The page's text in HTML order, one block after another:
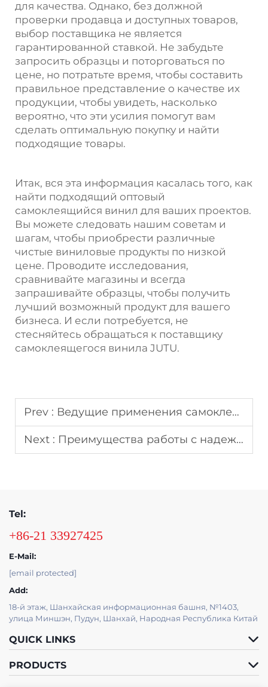
для качества. Однако, без должной
проверки продавца и доступных товаров,
выбор поставщика не является
гарантированной ставкой. Не забудьте
запросить образцы и поторговаться по
цене, но потратьте время, чтобы составить
правильное представление о качестве их
продукции, чтобы увидеть, насколько
вероятно, что эти усилия помогут вам
сделать оптимальную покупку и найти
подходящие товары.
Итак, вся эта информация касалась того, как
найти подходящий оптовый
самоклеящийся винил для ваших проектов.
Вы можете следовать нашим советам и
шагам, чтобы приобрести различные
чистые виниловые продукты по низкой
цене. Проводите исследования,
сравнивайте магазины и всегда
запрашивайте образцы, чтобы получить
лучший возможный продукт для вашего
бизнеса. И если потребуется, не
стесняйтесь обращаться к поставщику
самоклеящегося винила JUTU.
Prev : Ведущие применения самоклеющегося винила в современном дизайне
Next : Преимущества работы с надежным производителем самоклеющегося винила
Tel:
+86-21 33927425
E-Mail:
[email protected]
Add:
18-й этаж, Шанхайская информационная башня, №1403,
улица Миншэн, Пудун, Шанхай, Народная Республика Китай
QUICK LINKS
PRODUCTS